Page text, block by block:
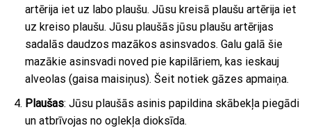
artērija iet uz labo plaušu. Jūsu kreisā plaušu artērija iet
uz kreiso plaušu. Jūsu plaušās jūsu plaušu artērijas
sadalās daudzos mazākos asinsvados. Galu galā šie
mazākie asinsvadi noved pie kapilāriem, kas ieskauj
alveolas (gaisa maisiņus). Šeit notiek gāzes apmaiņa.
Plaušas: Jūsu plaušās asinis papildina skābekļa piegādi
un atbrīvojas no oglekļa dioksīda.